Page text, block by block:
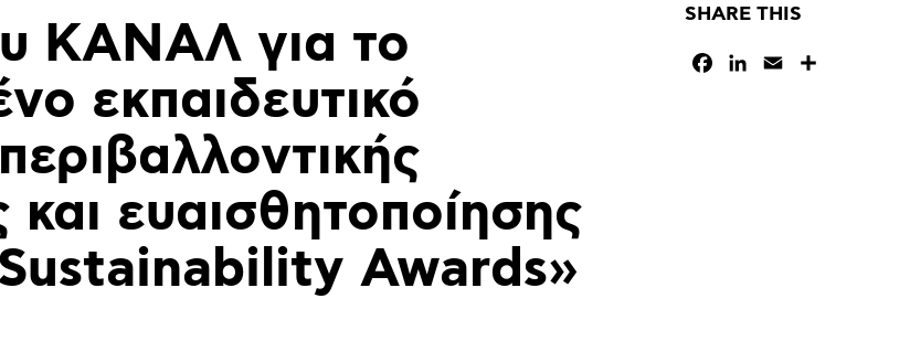
ΚΑΝΑΛ για το
εκπαιδευτικό
ευαισθητοποίησης
Awards»
SHARE THIS
FacebookLinkedIn
Email